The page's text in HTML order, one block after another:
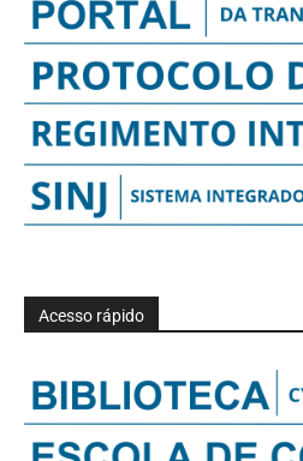
Acesso rápido